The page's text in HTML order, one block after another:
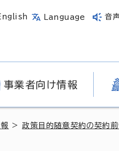
Language 音
事業者向け情報
> 政策目的随意契約の契約前